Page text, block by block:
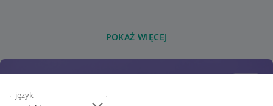
język
POKAŻ WIĘCEJ